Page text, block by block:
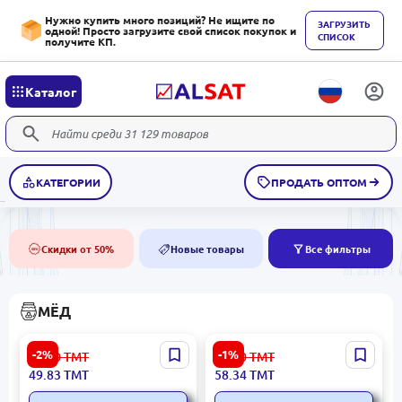
Нужно купить много позиций? Не ищите по
одной! Просто загрузите свой список покупок и
получите КП.
ЗАГРУЗИТЬ
СПИСОК
Каталог
КАТЕГОРИИ ПРОДАТЬ ОПТОМ
50% Скидки от 50% NEW Новые товары Все фильтры
МЁД
-2%
GENÇ 4833006550684 |
Пчелиный мёд солодка
580г банка
51.00ТМТ
49.83 ТМТ
-1%
GENÇ 4833006550974 |
Натуральный пчелиный
мёд 580 г
59.00ТМТ
58.34ТМТ